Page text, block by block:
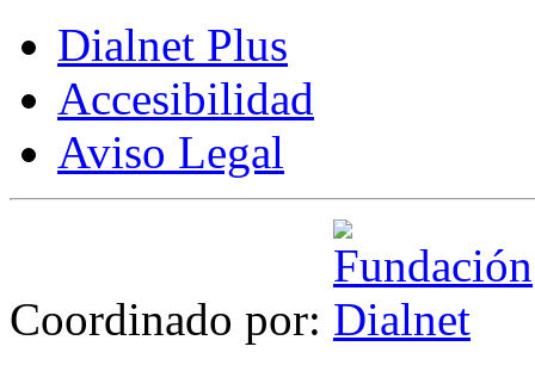
Dialnet Plus
Accesibilidad
Aviso Legal
Coordinado por: